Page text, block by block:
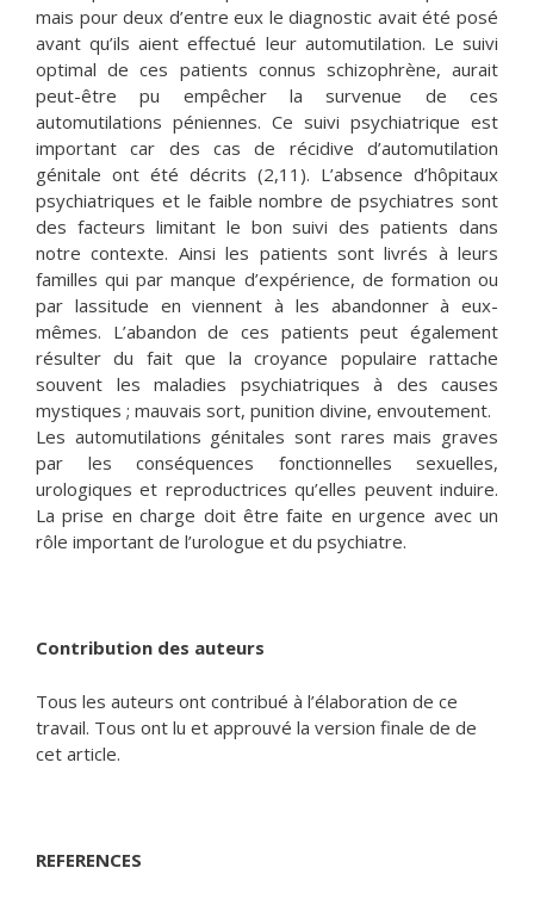
mais pour deux d’entre eux le diagnostic avait été posé
avant qu’ils aient effectué leur automutilation. Le suivi
optimal de ces patients connus schizophrène, aurait
peut-être pu empêcher la survenue de ces
automutilations péniennes. Ce suivi psychiatrique est
important car des cas de récidive d’automutilation
génitale ont été décrits (2,11). L’absence d’hôpitaux
psychiatriques et le faible nombre de psychiatres sont
des facteurs limitant le bon suivi des patients dans
notre contexte. Ainsi les patients sont livrés à leurs
familles qui par manque d’expérience, de formation ou
par lassitude en viennent à les abandonner à eux-
mêmes. L’abandon de ces patients peut également
résulter du fait que la croyance populaire rattache
souvent les maladies psychiatriques à des causes
mystiques ; mauvais sort, punition divine, envoutement.
Les automutilations génitales sont rares mais graves
par les conséquences fonctionnelles sexuelles,
urologiques et reproductrices qu’elles peuvent induire.
La prise en charge doit être faite en urgence avec un
rôle important de l’urologue et du psychiatre.
Contribution des auteurs
Tous les auteurs ont contribué à l’élaboration de ce
travail. Tous ont lu et approuvé la version finale de de
cet article.
REFERENCES